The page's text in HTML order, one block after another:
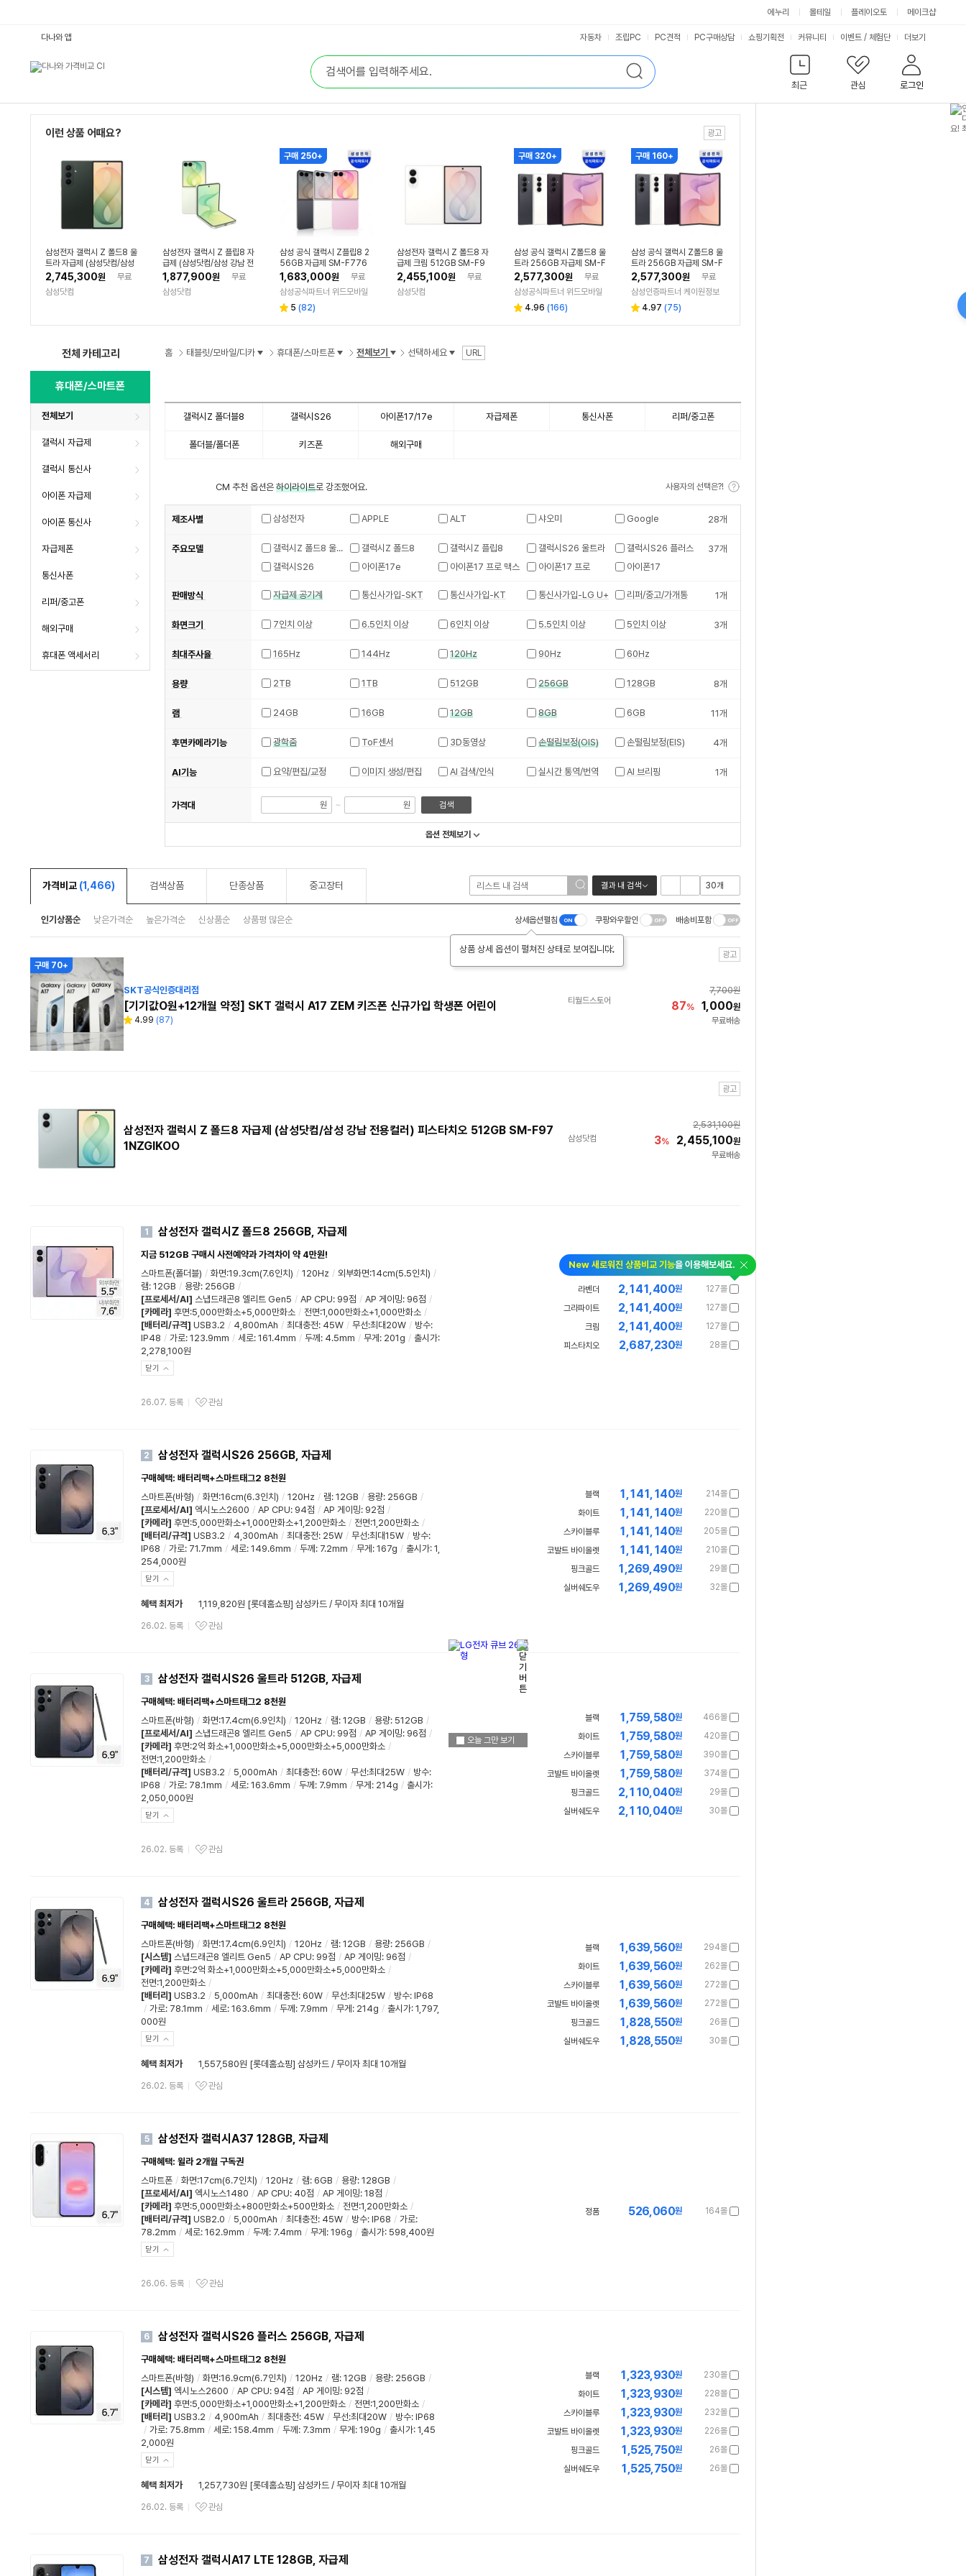
에누리 몰테일 플레이오토
메이크샵
합
검
색
검
색
최근
관심 로그인
다나와 앱 자동차 조립PC PC견적 PC구매상담 쇼핑기획전 커뮤니티 이벤트 / 체험단 서
비
스
더보기
이런 상품 어때요?
삼성전자 갤럭시 Z 폴드8 울
트라 자급제 (삼성닷컴/삼성
강남 전용컬러) 그린 쉐도우
512GB SM-F976NDGIK
OO
2,745,300원
무료
삼성닷컴
삼성전자 갤럭시 Z 플립8 자
급제 (삼성닷컴/삼성 강남 전
용컬러) 민트 512GB SM-F
776NLGEKOO
1,877,900원
무료
삼성닷컴
구매 250+
삼성 공식 갤럭시 Z플립8 2
56GB 자급제 SM-F776
N
1,683,000원
무료
삼성공식파트너 위드모바일
별 5 리
(82)
삼성전자 갤럭시 Z 폴드8 자
급제 크림 512GB SM-F9
71NZWIKOO
2,455,100원
무료
삼성닷컴
구매 320+
삼성 공식 갤럭시 Z폴드8 울
트라 256GB 자급제 SM-F
976N
2,577,300원
무료
삼성공식파트너 위드모바일
별 4.96 리
(166)
구매 160+
삼성 공식 갤럭시 Z폴드8 울
트라 256GB 자급제 SM-F
976N
2,577,300원
무료
삼성인증파트너 케이원정보
별 4.97 리
(75)
전체 카테고리
휴대폰/스마트폰
전체보기
갤럭시 자급제
갤럭시 통신사
아이폰 자급제
아이폰 통신사
자급제폰
통신사폰
리퍼/중고폰
해외구매
휴대폰 액세서리
홈 태블릿/모바일/디카 휴대폰/스마트폰 전체보기 선택하세요 URL
갤럭시Z 폴더블8 갤럭시S26 아이폰17/17e 자급제폰 통신사폰 리퍼/중고폰
폴더블/폴더폰 키즈폰 해외구매
CM 추천 옵션은 하이라이트로 강조했어요. 사용자의 선택은?!
제조사별 삼성전자 APPLE ALT 샤오미 Google 28개
주요모델 갤럭시Z 폴드8 울트라 갤럭시Z 폴드8 갤럭시Z 플립8 갤럭시S26 울트라
갤럭시S26 플러스
갤럭시S26
아이폰17e 아이폰17 프로 맥스 아이폰17 프로 아이폰17
37개
판매방식 자급제 공기계 통신사가입-SKT 통신사가입-KT 통신사가입-LG U+ 리퍼/중고/가개통 1개
화면크기 7인치 이상 6.5인치 이상 6인치 이상 5.5인치 이상 5인치 이상 3개
최대주사율 165Hz 144Hz 120Hz 90Hz 60Hz
용량 2TB 1TB 512GB 256GB 128GB 8개
램 24GB 16GB 12GB 8GB 6GB 11개
후면카메라기능 광학줌 ToF센서 3D동영상 손떨림보정(OIS) 손떨림보정(EIS) 4개
AI기능 요약/편집/교정 이미지 생성/편집 AI 검색/인식 실시간 통역/번역 AI 브리핑 1개
가격대 원 ~ 원 검색
옵션 전체보기
가격비교 (1,466) 검색상품 단종상품 중고장터 결과 내 검색
오늘 그만 보기
인기상품순 낮은가격순 높은가격순 신상품순 상품평 많은순 상세옵션펼침
상품 상세 옵션이 펼쳐진 상태로 보여집니다.
쿠팡와우할인 배송비포함
광고
구매 70+
SKT공식인증대리점
[기기값O원+12개월 약정] SKT 갤럭시 A17 ZEM 키즈폰 신규가입 학생폰 어린이
별
점
4.99
리
(87)
티월드스토어
7,700원
87% 1,000원
무료배송
광고
삼성전자 갤럭시 Z 폴드8 자급제 (삼성닷컴/삼성 강남 전용컬러) 피스타치오 512GB SM-F97
1NZGIKOO
삼성닷컴
2,531,100원
3% 2,455,100원
무료배송
1 삼성전자 갤럭시Z 폴드8 256GB, 자급제
지금 512GB 구매시 사전예약과 가격차이 약 4만원!
스마트폰(폴더블) / 화면:19.3cm(7.6인치) / 120Hz / 외부화면:14cm(5.5인치) /
램: 12GB / 용량: 256GB /
[프로세서/AI] 스냅드래곤8 엘리트 Gen5 / AP CPU: 99점 / AP 게이밍: 96점 /
[카메라] 후면:5,000만화소+5,000만화소 / 전면:1,000만화소+1,000만화소 /
[배터리/규격] USB3.2 / 4,800mAh / 최대충전: 45W / 무선:최대20W / 방수:
IP48 / 가로: 123.9mm / 세로: 161.4mm / 두께 : 4.5mm / 무게 : 201g / 출시가:
2,278,100원
닫기
26.07. 등록 관심
New 새로워진 상품비교 기능을 이용해보세요. 닫
기
127몰
2,141,400원
라벤더
127몰
2,141,400원
그라파이트
127몰
2,141,400원
크림
28몰
2,687,230원
피스타치오
2 삼성전자 갤럭시S26 256GB, 자급제
구매혜택: 배터리팩+스마트태그2 8천원
스마트폰(바형) / 화면:16cm(6.3인치) / 120Hz / 램: 12GB / 용량: 256GB /
[프로세서/AI] 엑시노스2600 / AP CPU: 94점 / AP 게이밍: 92점 /
[카메라] 후면:5,000만화소+1,000만화소+1,200만화소 / 전면:1,200만화소 /
[배터리/규격] USB3.2 / 4,300mAh / 최대충전: 25W / 무선:최대15W / 방수:
IP68 / 가로: 71.7mm / 세로: 149.6mm / 두께 : 7.2mm / 무게 : 167g / 출시가: 1,
254,000원
닫기
혜택 최저가 1,119,820원 [롯데홈쇼핑] 삼성카드 / 무이자 최대 10개월
26.02. 등록 관심
214몰
1,141,140원
블랙
220몰
1,141,140원
화이트
205몰
1,141,140원
스카이블루
210몰
1,141,140원
코발트 바이올렛
29몰
1,269,490원
핑크골드
32몰
1,269,490원
실버쉐도우
3 삼성전자 갤럭시S26 울트라 512GB, 자급제
구매혜택: 배터리팩+스마트태그2 8천원
스마트폰(바형) / 화면:17.4cm(6.9인치) / 120Hz / 램: 12GB / 용량: 512GB /
[프로세서/AI] 스냅드래곤8 엘리트 Gen5 / AP CPU: 99점 / AP 게이밍: 96점 /
[카메라] 후면:2억 화소+1,000만화소+5,000만화소+5,000만화소 /
전면:1,200만화소 /
[배터리/규격] USB3.2 / 5,000mAh / 최대충전: 60W / 무선:최대25W / 방수:
IP68 / 가로: 78.1mm / 세로: 163.6mm / 두께 : 7.9mm / 무게 : 214g / 출시가:
2,050,000원
닫기
26.02. 등록 관심
466몰
1,759,580원
블랙
420몰
1,759,580원
화이트
390몰
1,759,580원
스카이블루
374몰
1,759,580원
코발트 바이올렛
29몰
2,110,040원
핑크골드
30몰
2,110,040원
실버쉐도우
4 삼성전자 갤럭시S26 울트라 256GB, 자급제
구매혜택: 배터리팩+스마트태그2 8천원
스마트폰(바형) / 화면:17.4cm(6.9인치) / 120Hz / 램: 12GB / 용량: 256GB /
[시스템] 스냅드래곤8 엘리트 Gen5 / AP CPU: 99점 / AP 게이밍: 96점 /
[카메라] 후면:2억 화소+1,000만화소+5,000만화소+5,000만화소 /
전면:1,200만화소 /
[배터리] USB3.2 / 5,000mAh / 최대충전: 60W / 무선:최대25W / 방수: IP68
/ 가로: 78.1mm / 세로: 163.6mm / 두께 : 7.9mm / 무게 : 214g / 출시가: 1,797,
000원
닫기
혜택 최저가 1,557,580원 [롯데홈쇼핑] 삼성카드 / 무이자 최대 10개월
26.02. 등록 관심
294몰
1,639,560원
블랙
262몰
1,639,560원
화이트
272몰
1,639,560원
스카이블루
272몰
1,639,560원
코발트 바이올렛
26몰
1,828,550원
핑크골드
30몰
1,828,550원
실버쉐도우
5 삼성전자 갤럭시A37 128GB, 자급제
구매혜택: 윌라 2개월 구독권
스마트폰 / 화면:17cm(6.7인치) / 120Hz / 램: 6GB / 용량: 128GB /
[프로세서/AI] 엑시노스1480 / AP CPU: 40점 / AP 게이밍: 18점 /
[카메라] 후면:5,000만화소+800만화소+500만화소 / 전면:1,200만화소 /
[배터리/규격] USB2.0 / 5,000mAh / 최대충전: 45W / 방수: IP68 / 가로:
78.2mm / 세로: 162.9mm / 두께 : 7.4mm / 무게 : 196g / 출시가: 598,400원
닫기
26.06. 등록 관심
164몰
526,060원
정품
6 삼성전자 갤럭시S26 플러스 256GB, 자급제
구매혜택: 배터리팩+스마트태그2 8천원
스마트폰(바형) / 화면:16.9cm(6.7인치) / 120Hz / 램: 12GB / 용량: 256GB /
[시스템] 엑시노스2600 / AP CPU: 94점 / AP 게이밍: 92점 /
[카메라] 후면:5,000만화소+1,000만화소+1,200만화소 / 전면:1,200만화소 /
[배터리] USB3.2 / 4,900mAh / 최대충전: 45W / 무선:최대20W / 방수: IP68
/ 가로: 75.8mm / 세로: 158.4mm / 두께 : 7.3mm / 무게 : 190g / 출시가: 1,45
2,000원
닫기
혜택 최저가 1,257,730원 [롯데홈쇼핑] 삼성카드 / 무이자 최대 10개월
26.02. 등록 관심
230몰
1,323,930원
블랙
228몰
1,323,930원
화이트
232몰
1,323,930원
스카이블루
226몰
1,323,930원
코발트 바이올렛
26몰
1,525,750원
핑크골드
26몰
1,525,750원
실버쉐도우
7 삼성전자 갤럭시A17 LTE 128GB, 자급제